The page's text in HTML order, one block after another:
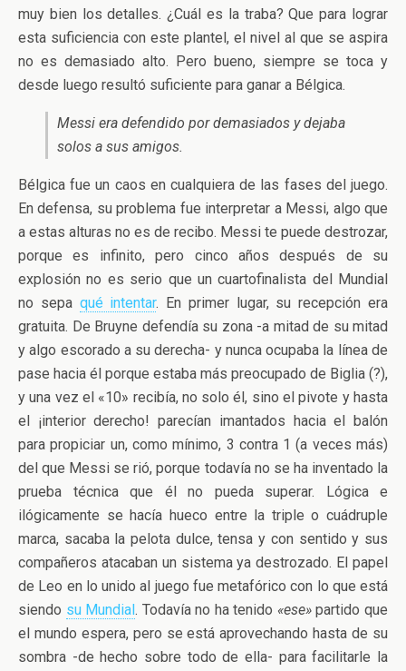
muy bien los detalles. ¿Cuál es la traba? Que para lograr
esta suficiencia con este plantel, el nivel al que se aspira
no es demasiado alto. Pero bueno, siempre se toca y
desde luego resultó suficiente para ganar a Bélgica.
Messi era defendido por demasiados y dejaba
solos a sus amigos.
Bélgica fue un caos en cualquiera de las fases del juego.
En defensa, su problema fue interpretar a Messi, algo que
a estas alturas no es de recibo. Messi te puede destrozar,
porque es infinito, pero cinco años después de su
explosión no es serio que un cuartofinalista del Mundial
no sepa qué intentar. En primer lugar, su recepción era
gratuita. De Bruyne defendía su zona -a mitad de su mitad
y algo escorado a su derecha- y nunca ocupaba la línea de
pase hacia él porque estaba más preocupado de Biglia (?),
y una vez el «10» recibía, no solo él, sino el pivote y hasta
el ¡interior derecho! parecían imantados hacia el balón
para propiciar un, como mínimo, 3 contra 1 (a veces más)
del que Messi se rió, porque todavía no se ha inventado la
prueba técnica que él no pueda superar. Lógica e
ilógicamente se hacía hueco entre la triple o cuádruple
marca, sacaba la pelota dulce, tensa y con sentido y sus
compañeros atacaban un sistema ya destrozado. El papel
de Leo en lo unido al juego fue metafórico con lo que está
siendo su Mundial. Todavía no ha tenido «ese»partido que
el mundo espera, pero se está aprovechando hasta de su
sombra -de hecho sobre todo de ella- para facilitarle la